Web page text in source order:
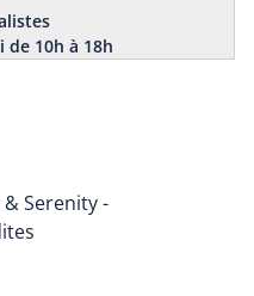
de 10h à 18h
Serenity -